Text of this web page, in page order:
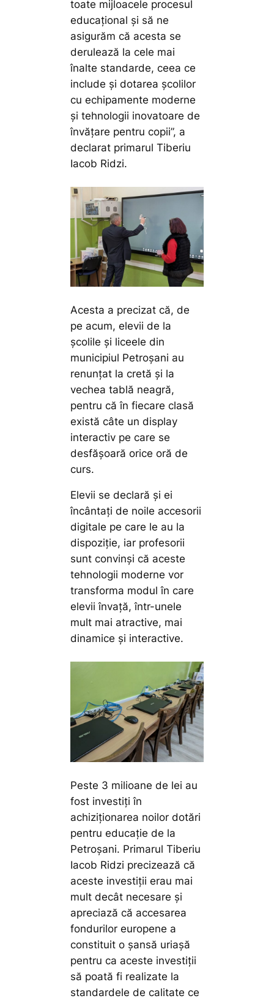
toate mijloacele procesul
educațional și să ne
asigurăm că acesta se
derulează la cele mai
înalte standarde, ceea ce
include și dotarea școlilor
cu echipamente moderne
și tehnologii inovatoare de
învățare pentru copii”, a
declarat primarul Tiberiu
Iacob Ridzi.
Acesta a precizat că, de
pe acum, elevii de la
școlile și liceele din
municipiul Petroșani au
renunțat la cretă și la
vechea tablă neagră,
pentru că în fiecare clasă
există câte un display
interactiv pe care se
desfășoară orice oră de
curs.
Elevii se declară și ei
încântați de noile accesorii
digitale pe care le au la
dispoziție, iar profesorii
sunt convinși că aceste
tehnologii moderne vor
transforma modul în care
elevii învață, într-unele
mult mai atractive, mai
dinamice și interactive.
Peste 3 milioane de lei au
fost investiți în
achiziționarea noilor dotări
pentru educație de la
Petroșani. Primarul Tiberiu
Iacob Ridzi precizează că
aceste investiții erau mai
mult decât necesare și
apreciază că accesarea
fondurilor europene a
constituit o șansă uriașă
pentru ca aceste investiții
să poată fi realizate la
standardele de calitate ce